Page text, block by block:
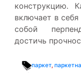
конструкцию.
включает в
собой
достичь
паркет,